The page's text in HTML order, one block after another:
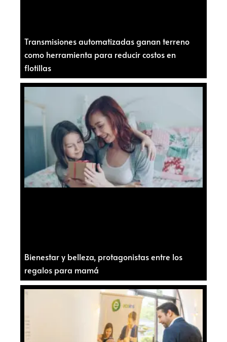
Transmisiones automatizadas ganan terreno
como herramienta para reducir costos en
flotillas
Bienestar y belleza, protagonistas entre los
regalos para mamá